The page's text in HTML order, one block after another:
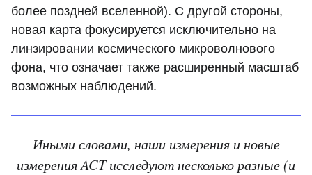
более поздней вселенной). С другой стороны,
новая карта фокусируется исключительно на
линзировании космического микроволнового
фона, что означает также расширенный масштаб
возможных наблюдений.
Иными словами, наши измерения и новые
измерения ACT исследуют несколько разные (и